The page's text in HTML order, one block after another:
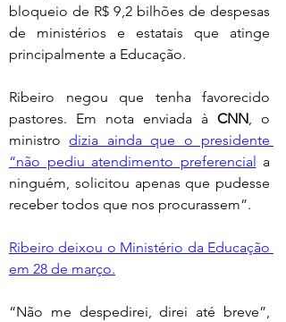
bloqueio de R$ 9,2 bilhões de despesas
de ministérios e estatais que atinge
principalmente a Educação.
Ribeiro negou que tenha favorecido
pastores. Em nota enviada à CNN, o
ministro dizia ainda que o presidente
“não pediu atendimento preferencial
a
ninguém, solicitou apenas que pudesse
receber todos que nos procurassem”.
Ribeiro deixou o Ministério da Educação
em 28 de março.
“Não me despedirei, direi até breve”,